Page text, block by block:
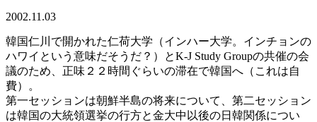
2002.11.03
韓国仁川で開かれた仁荷大学（インハー大学。インチョンの
ハワイという意味だそうだ？）とK-J Study Groupの共催の会
議のため、正味２２時間ぐらいの滞在で韓国へ（これは自
費）。
第一セッションは朝鮮半島の将来について、第二セッション
は韓国の大統領選挙の行方と金大中以後の日韓関係につい